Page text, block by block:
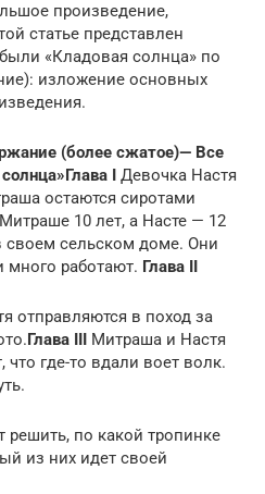
произведение,
статье представлен
«Кладовая солнца» по
изложение основных
(более сжатое)— Все
Глава I Девочка Настя
остаются сиротами
10 лет, а Насте — 12
своем сельском доме. Они
много работают. Глава II
отправляются в поход за
Глава III Митраша и Настя
где-то вдали воет волк.
решить, по какой тропинке
из них идет своей